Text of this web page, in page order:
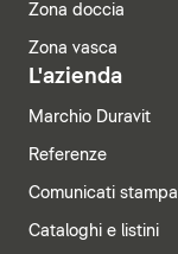
Zona doccia
Zona vasca
L'azienda
Marchio Duravit
Referenze
Comunicati stampa
Cataloghi e listini